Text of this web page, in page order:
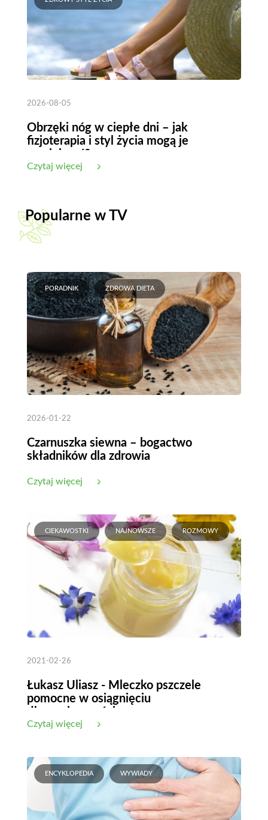
2026-08-05
Obrzęki nóg w ciepłe dni – jak
fizjoterapia i styl życia mogą je
Czytaj więcej
Popularne w TV
PORADNIK ZDROWA DIETA
2026-01-22
Czarnuszka siewna – bogactwo
składników dla zdrowia
Czytaj więcej
CIEKAWOSTKI NAJNOWSZE ROZMOWY
2021-02-26
Łukasz Uliasz - Mleczko pszczele
pomocne w osiągnięciu
Czytaj więcej
ENCYKLOPEDIA WYWIADY